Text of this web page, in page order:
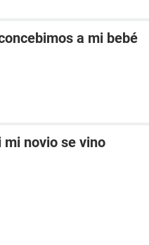
a mi bebé
mi novio se vino